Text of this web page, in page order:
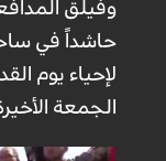
وفيلق
حاشداً في
لإحياء يوم
الجمعة